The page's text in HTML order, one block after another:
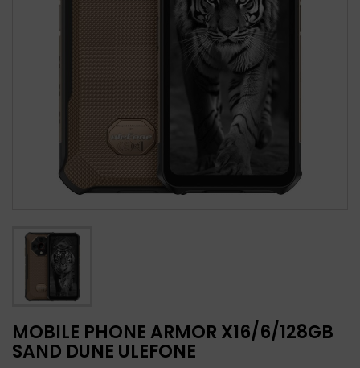
MOBILE PHONE ARMOR X16/6/128GB
SAND DUNE ULEFONE